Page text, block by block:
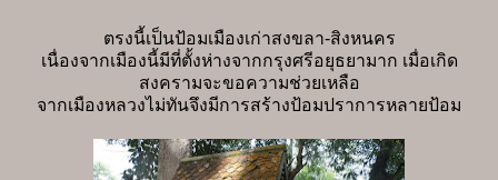
ตรงนี้เป็นป้อมเมืองเก่าสงขลา-สิงหนคร
เนื่องจากเมืองนี้มีที่ตั้งห่างจากกรุงศรีอยุธยามาก เมื่อเกิด
สงครามจะขอความช่วยเหลือ
จากเมืองหลวงไม่ทันจึงมีการสร้างป้อมปราการหลายป้อม